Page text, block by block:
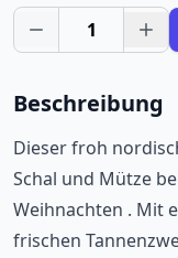
1
Beschreibung
Dieser froh
Schal und Mütze
Weihnachten . Mit
frischen